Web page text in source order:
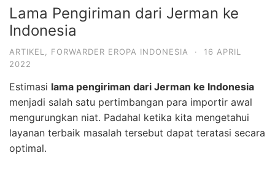
Lama Pengiriman dari Jerman ke
Indonesia
ARTIKEL FORWARDER EROPA INDONESIA ·
16 APRIL
2022
Estimasi lama pengiriman dari Jerman ke Indonesia
menjadi salah satu pertimbangan para importir awal
mengurungkan niat. Padahal ketika kita mengetahui
layanan terbaik masalah tersebut dapat teratasi secara
optimal.